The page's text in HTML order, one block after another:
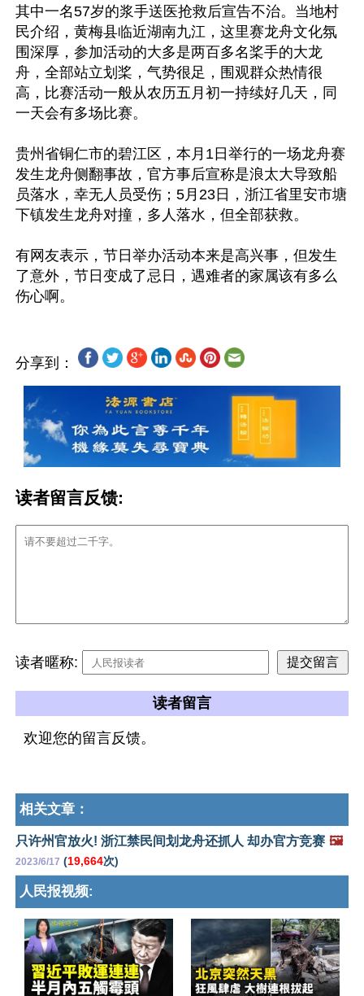
其中一名57岁的浆手送医抢救后宣告不治。当地村
民介绍，黄梅县临近湖南九江，这里赛龙舟文化氛
围深厚，参加活动的大多是两百多名桨手的大龙
舟，全部站立划桨，气势很足，围观群众热情很
高，比赛活动一般从农历五月初一持续好几天，同
一天会有多场比赛。
贵州省铜仁市的碧江区，本月1日举行的一场龙舟赛
发生龙舟侧翻事故，官方事后宣称是浪太大导致船
员落水，幸无人员受伤；5月23日，浙江省里安市塘
下镇发生龙舟对撞，多人落水，但全部获救。
有网友表示，节日举办活动本来是高兴事，但发生
了意外，节日变成了忌日，遇难者的家属该有多么
分享到：
读者留言反馈:
读者暱称:
读者留言
欢迎您的留言反馈。
相关文章：
只许州官放火! 浙江禁民间划龙舟还抓人 却办官方竞赛 🖼️
2023/6/17 (19,664次)
人民报视频: